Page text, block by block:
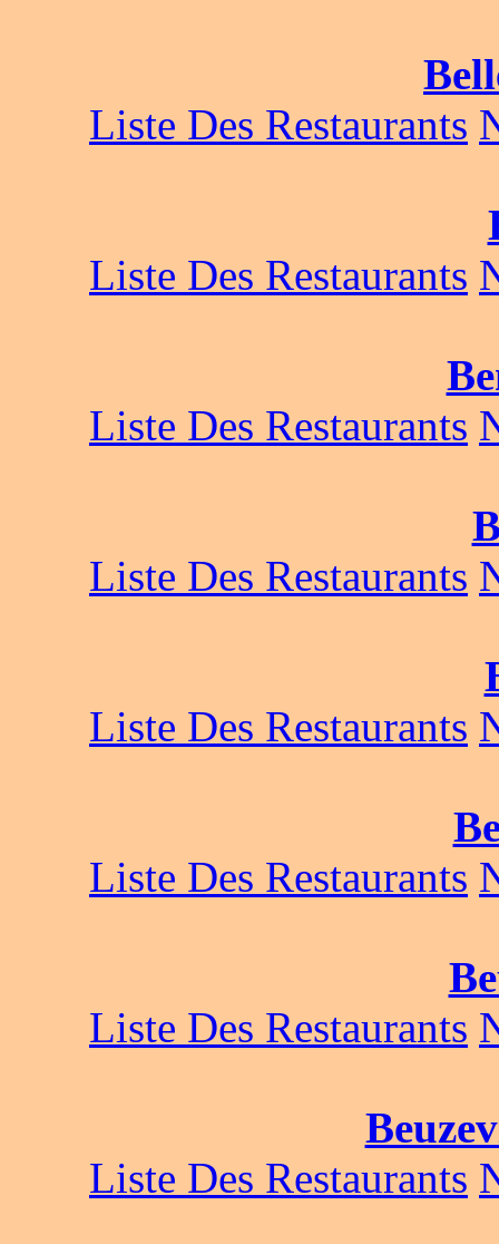
Liste Des Restaurants
Liste Des Restaurants
Liste Des Restaurants
Liste Des Restaurants
Liste Des Restaurants
Liste Des Restaurants
Liste Des Restaurants
Liste Des Restaurants